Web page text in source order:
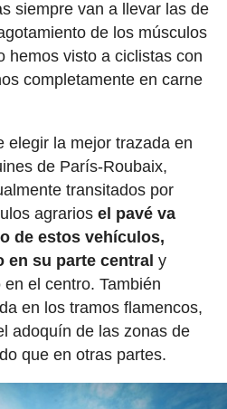
siempre van a llevar las de
de los músculos
hemos visto a ciclistas con
completamente en carne
elegir la mejor trazada en
de París-Roubaix,
transitados por
agrarios el pavé va
de estos vehículos,
en su parte central y
el centro. También
en los tramos flamencos,
adoquín de las zonas de
que en otras partes.